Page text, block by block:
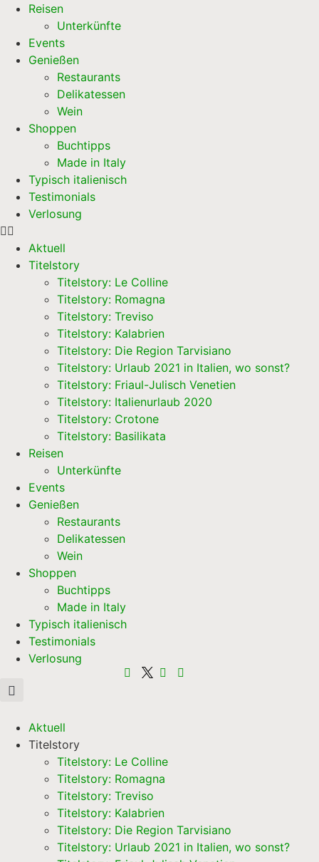
Reisen
Unterkünfte
Events
Genießen
Restaurants
Delikatessen
Wein
Shoppen
Buchtipps
Made in Italy
Typisch italienisch
Testimonials
Verlosung
Aktuell
Titelstory
Titelstory: Le Colline
Titelstory: Romagna
Titelstory: Treviso
Titelstory: Kalabrien
Titelstory: Die Region Tarvisiano
Titelstory: Urlaub 2021 in Italien, wo sonst?
Titelstory: Friaul-Julisch Venetien
Titelstory: Italienurlaub 2020
Titelstory: Crotone
Titelstory: Basilikata
Reisen
Unterkünfte
Events
Genießen
Restaurants
Delikatessen
Wein
Shoppen
Buchtipps
Made in Italy
Typisch italienisch
Testimonials
Verlosung
Aktuell
Titelstory
Titelstory: Le Colline
Titelstory: Romagna
Titelstory: Treviso
Titelstory: Kalabrien
Titelstory: Die Region Tarvisiano
Titelstory: Urlaub 2021 in Italien, wo sonst?